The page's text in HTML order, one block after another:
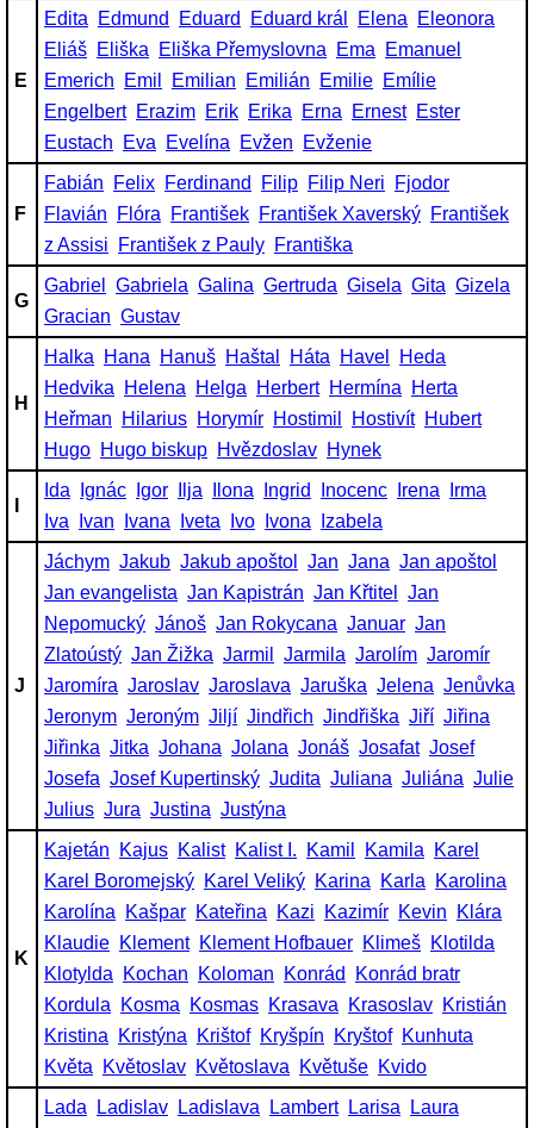
E
Edita Edmund Eduard Eduard král Elena
Eleonora
Eliáš Eliška Eliška Přemyslovna Ema
Emanuel
Emerich
Emil Emilian Emilián Emilie Emílie
Engelbert Erazim Erik Erika Erna Ernest Ester
Eustach
Eva Evelína Evžen Evženie
F
Fabián Felix Ferdinand Filip Filip Neri
Fjodor
Flavián
Flóra František František Xaverský František
z Assisi
František z Pauly Františka
G
Gabriel Gabriela Galina Gertruda Gisela Gita Gizela
Gracian Gustav
H
Halka Hana Hanuš Haštal Háta Havel
Heda
Hedvika
Helena Helga Herbert Hermína
Herta
Heřman
Hilarius Horymír Hostimil Hostivít Hubert
Hugo Hugo biskup Hvězdoslav Hynek
Ida Ignác Igor Ilja Ilona Ingrid Inocenc Irena
Irma
Iva
Ivan Ivana Iveta Ivo Ivona Izabela
J
Jáchym Jakub Jakub apoštol Jan Jana Jan apoštol
Jan evangelista Jan Kapistrán Jan Křtitel
Jan
Nepomucký Jánoš Jan Rokycana Januar Jan
Zlatoústý Jan Žižka Jarmil Jarmila Jarolím Jaromír
Jaromíra Jaroslav Jaroslava Jaruška Jelena Jenůvka
Jeronym Jeroným Jiljí Jindřich Jindřiška Jiří Jiřina
Jiřinka Jitka Johana Jolana Jonáš Josafat Josef
Josefa Josef Kupertinský Judita Juliana Juliána Julie
Julius Jura Justina Justýna
K
Kajetán Kajus Kalist Kalist I. Kamil Kamila
Karel
Karel Boromejský Karel Veliký Karina Karla
Karolina
Karolína
Kašpar Kateřina Kazi Kazimír Kevin
Klára
Klaudie Klement Klement Hofbauer Klimeš Klotilda
Klotylda
Kochan Koloman Konrád
Konrád bratr
Kordula
Kosma Kosmas Krasava Krasoslav Kristián
Kristina
Kristýna Krištof Kryšpín Kryštof Kunhuta
Květa
Květoslav Květoslava Květuše Kvido
Lada
Ladislav Ladislava Lambert Larisa
Laura